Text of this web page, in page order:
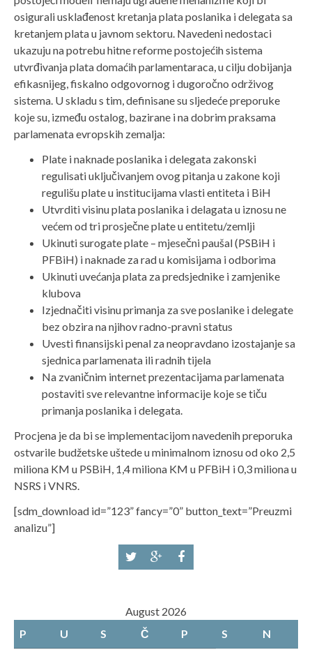
osigurali usklađenost kretanja plata poslanika i delegata sa
kretanjem plata u javnom sektoru. Navedeni nedostaci
ukazuju na potrebu hitne reforme postojećih sistema
utvrđivanja plata domaćih parlamentaraca, u cilju dobijanja
efikasnijeg, fiskalno odgovornog i dugoročno održivog
sistema. U skladu s tim, definisane su sljedeće preporuke
koje su, između ostalog, bazirane i na dobrim praksama
parlamenata evropskih zemalja:
Plate i naknade poslanika i delegata zakonski
regulisati uključivanjem ovog pitanja u zakone koji
regulišu plate u institucijama vlasti entiteta i BiH
Utvrditi visinu plata poslanika i delagata u iznosu ne
većem od tri prosječne plate u entitetu/zemlji
Ukinuti surogate plate – mjesečni paušal (PSBiH i
PFBiH) i naknade za rad u komisijama i odborima
Ukinuti uvećanja plata za predsjednike i zamjenike
klubova
Izjednačiti visinu primanja za sve poslanike i delegate
bez obzira na njihov radno-pravni status
Uvesti finansijski penal za neopravdano izostajanje sa
sjednica parlamenata ili radnih tijela
Na zvaničnim internet prezentacijama parlamenata
postaviti sve relevantne informacije koje se tiču
primanja poslanika i delegata.
Procjena je da bi se implementacijom navedenih preporuka
ostvarile budžetske uštede u minimalnom iznosu od oko 2,5
miliona KM u PSBiH, 1,4 miliona KM u PFBiH i 0,3 miliona u
NSRS i VNRS.
[sdm_download id=”123” fancy=”0” button_text=”Preuzmi
analizu”]
August 2026
P
U S Č P S N